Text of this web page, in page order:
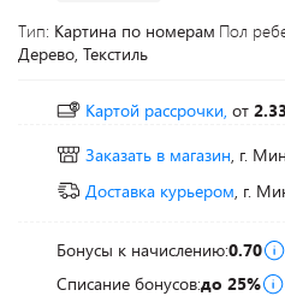
Тип: Картина по номерам Пол
Дерево, Текстиль
Картой рассрочки, от
Заказать в магазин, г.
Доставка курьером, г.
Бонусы к начислению:0.70
Списание бонусов:до 25%